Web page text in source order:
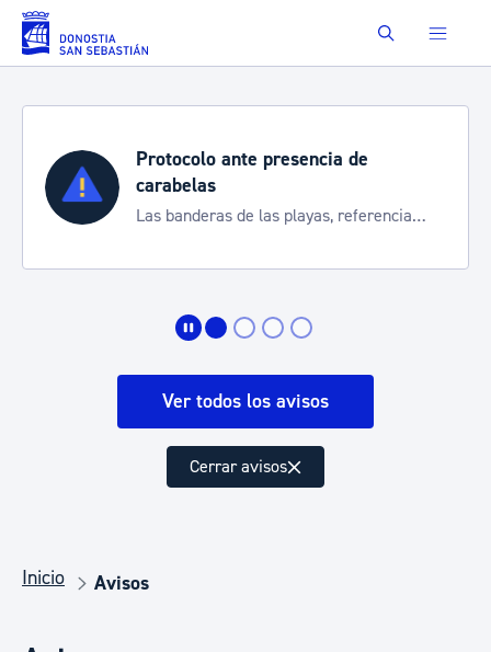
Saltar al contenido principal Buscar
Protocolo ante presencia de
carabelas
Las banderas de las playas, referencia
Ver todos los avisos
Cerrar avisos
Inicio Avisos